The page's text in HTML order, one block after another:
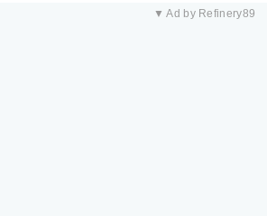
▼ Ad by Refinery89